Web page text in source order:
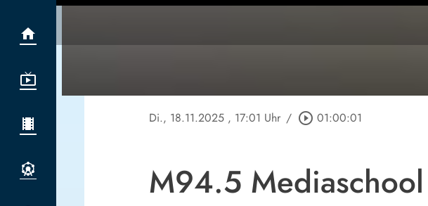
Di., 18.11.2025 , 17:01 Uhr / play_circle_outline 01:00:01
M94.5 Mediaschool